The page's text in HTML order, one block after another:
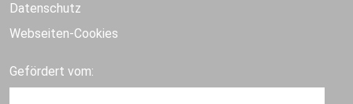
Datenschutz
Webseiten-Cookies
Gefördert vom: